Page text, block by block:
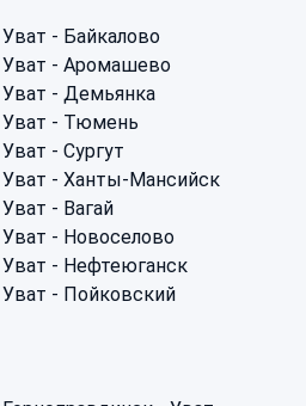
Уват - Байкалово
Уват - Аромашево
Уват - Демьянка
Уват - Тюмень
Уват - Сургут
Уват - Ханты-Мансийск
Уват - Вагай
Уват - Новоселово
Уват - Нефтеюганск
Уват - Пойковский